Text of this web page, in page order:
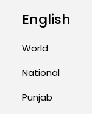
English
World
National
Punjab